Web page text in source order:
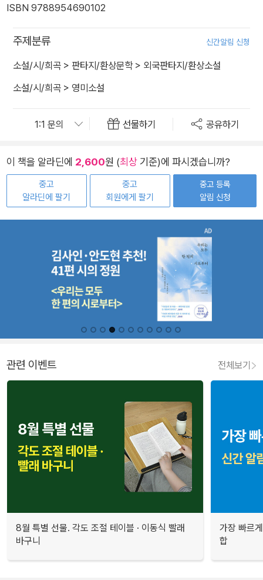
ISBN 9788954690102
주제분류 신간알림 신청
소설/시/희곡 > 판타지/환상문학> 외국판타지/환상소설
소설/시/희곡 > 영미소설
선물하기 공유하기
이 책을 알라딘에 2,600원 (최상 기준)에 파시겠습니까?
중고
알라딘에 팔기
중고
회원에게 팔기
중고 등록
알림 신청
관련 이벤트 전체보기
8월 특별 선물. 각도 조절 테이블 · 이동식 빨래
바구니
가장 빠르
합